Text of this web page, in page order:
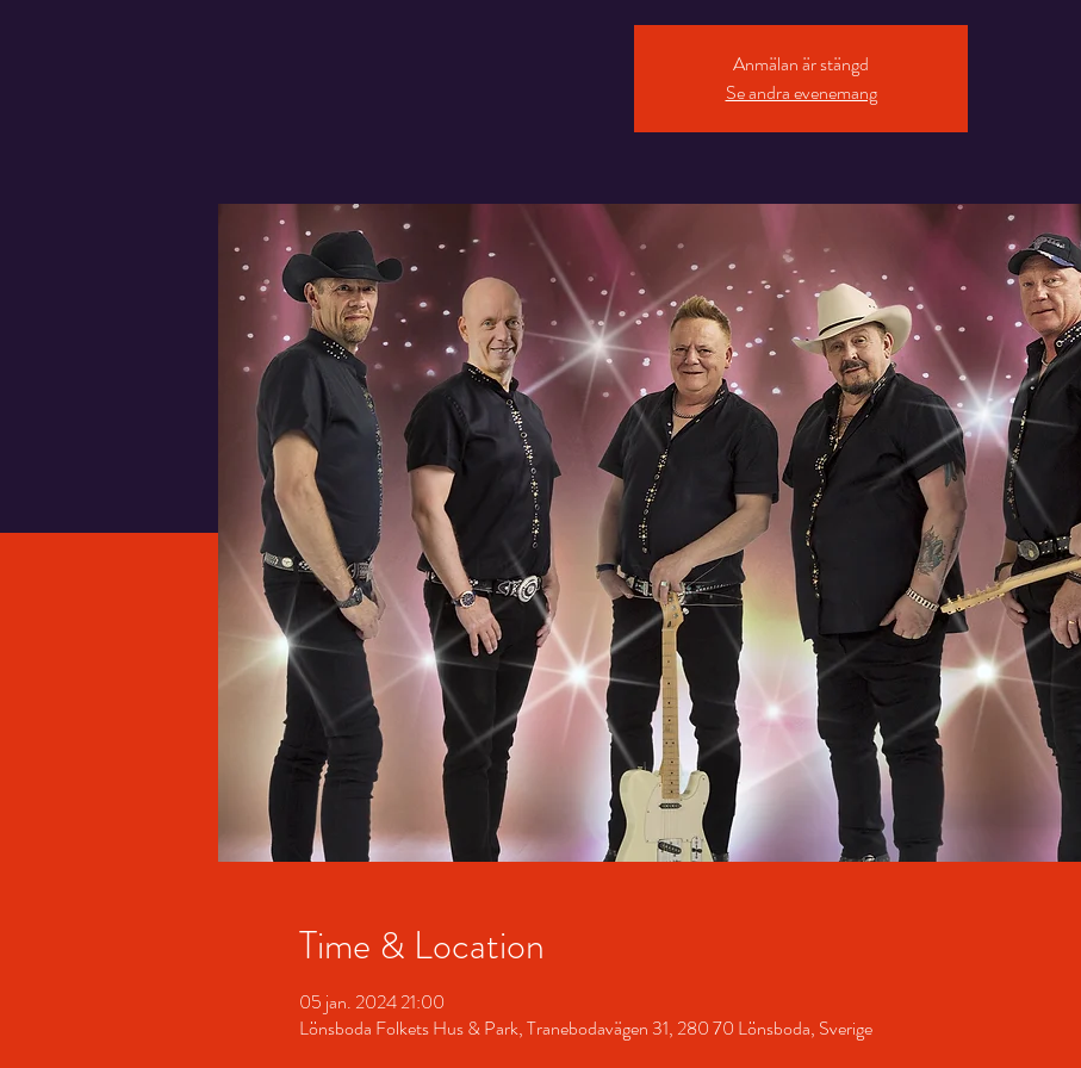
Anmälan är stängd
Se andra evenemang
Time & Location
05 jan. 2024 21:00
Lönsboda Folkets Hus & Park, Tranebodavägen 31, 280 70 Lönsboda, Sverige